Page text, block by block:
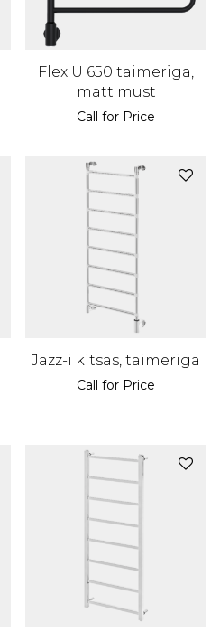
Flex U 650 taimeriga,
matt must
Call for Price
Jazz-i kitsas, taimeriga
Call for Price